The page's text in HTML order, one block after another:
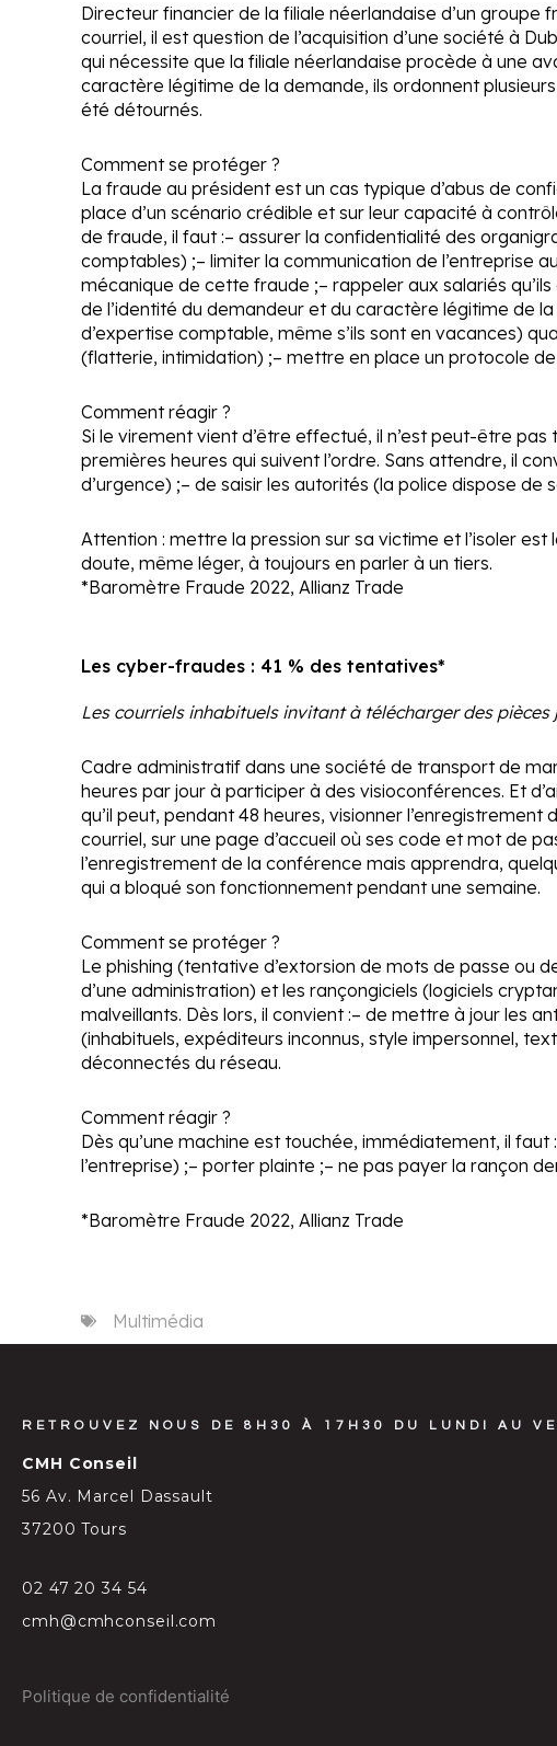
Directeur financier de la filiale néerlandaise d’un
courriel, il est question de l’acquisition d’une société à
qui nécessite que la filiale néerlandaise procède à une
caractère légitime de la demande, ils ordonnent
été détournés.
Comment se protéger ?
La fraude au président est un cas typique d’abus de
place d’un scénario crédible et sur leur capacité à
de fraude, il faut :– assurer la confidentialité des
comptables) ;– limiter la communication de l’entreprise
mécanique de cette fraude ;– rappeler aux salariés
de l’identité du demandeur et du caractère légitime de
d’expertise comptable, même s’ils sont en vacances)
(flatterie, intimidation) ;– mettre en place un protocole
Comment réagir ?
Si le virement vient d’être effectué, il n’est peut-être
premières heures qui suivent l’ordre. Sans attendre, il
d’urgence) ;– de saisir les autorités (la police dispose de
Attention : mettre la pression sur sa victime et l’isoler
doute, même léger, à toujours en parler à un tiers.
*Baromètre Fraude 2022, Allianz Trade
Les cyber-fraudes : 41 % des tentatives*
Les courriels inhabituels invitant à télécharger des
Cadre administratif dans une société de transport de
heures par jour à participer à des visioconférences. Et
qu’il peut, pendant 48 heures, visionner
courriel, sur une page d’accueil où ses code et mot de
l’enregistrement de la conférence mais apprendra,
qui a bloqué son fonctionnement pendant une semaine.
Comment se protéger ?
Le phishing (tentative d’extorsion de mots de passe ou
d’une administration) et les rançongiciels (logiciels
malveillants. Dès lors, il convient :– de mettre à jour les
(inhabituels, expéditeurs inconnus, style impersonnel,
déconnectés du réseau.
Comment réagir ?
Dès qu’une machine est touchée, immédiatement, il faut :
l’entreprise) ;– porter plainte ;– ne pas payer la rançon
*Baromètre Fraude 2022, Allianz Trade
Multimédia
RETROUVEZ NOUS DE 8H30 À 17H30 DU LUNDI AU
CMH Conseil
56 Av. Marcel Dassault
37200 Tours
02 47 20 34 54
cmh@cmhconseil.com
Politique de confidentialité